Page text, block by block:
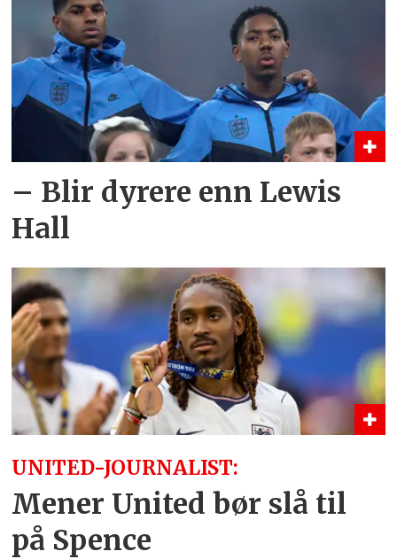
– Blir dyrere enn Lewis
Hall
UNITED-JOURNALIST:
Mener United bør slå til
på Spence